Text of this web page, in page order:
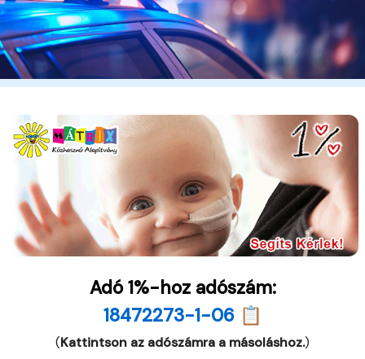
Adó 1%-hoz adószám:
18472273-1-06 📋
(Kattintson az adószámra a másoláshoz.)